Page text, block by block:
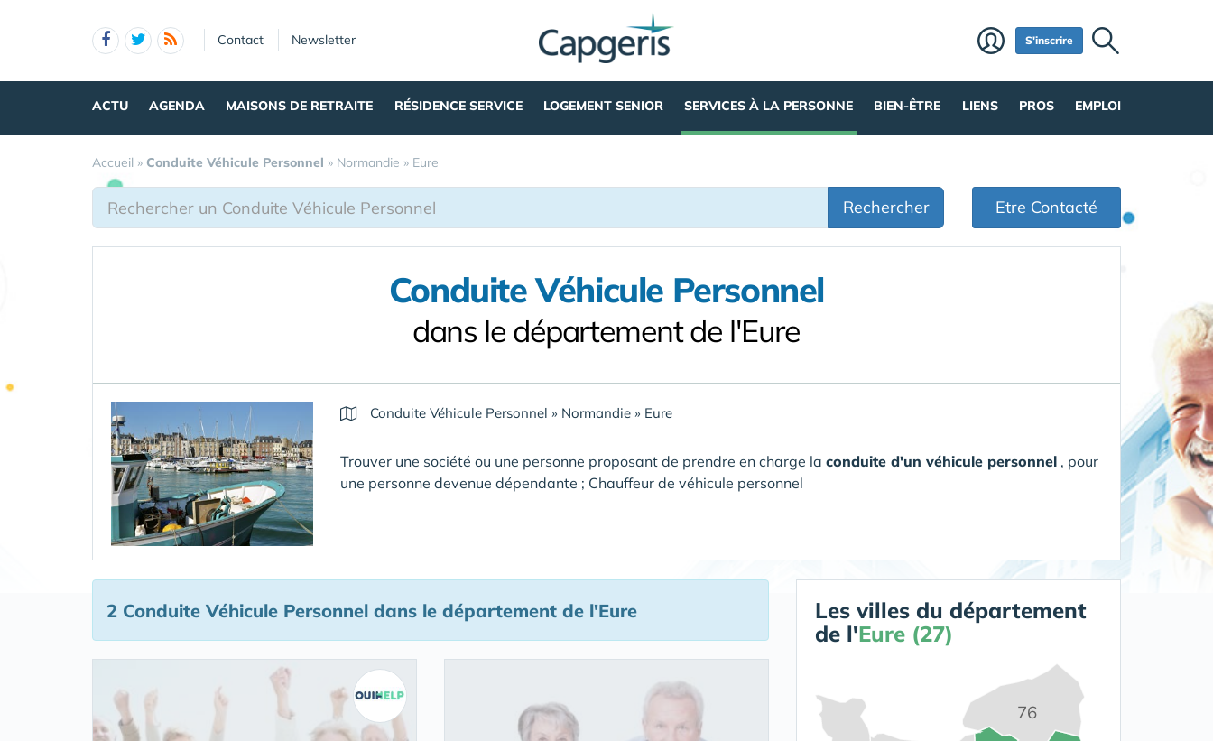
Contact Newsletter S'inscrire
ACTU AGENDA MAISONS DE RETRAITE RÉSIDENCE SERVICE LOGEMENT SENIOR SERVICES À LA PERSONNE BIEN-ÊTRE LIENS PROS EMPLOI
Accueil » Conduite Véhicule Personnel » Normandie » Eure
Rechercher Etre Contacté
Conduite Véhicule Personnel
dans le département de l'Eure
Conduite Véhicule Personnel » Normandie » Eure
Trouver une société ou une personne proposant de prendre en charge la conduite d'un véhicule personnel , pour
une personne devenue dépendante ; Chauffeur de véhicule personnel
2 Conduite Véhicule Personnel dans le département de l'Eure
Les villes du département
de l'Eure (27)
76